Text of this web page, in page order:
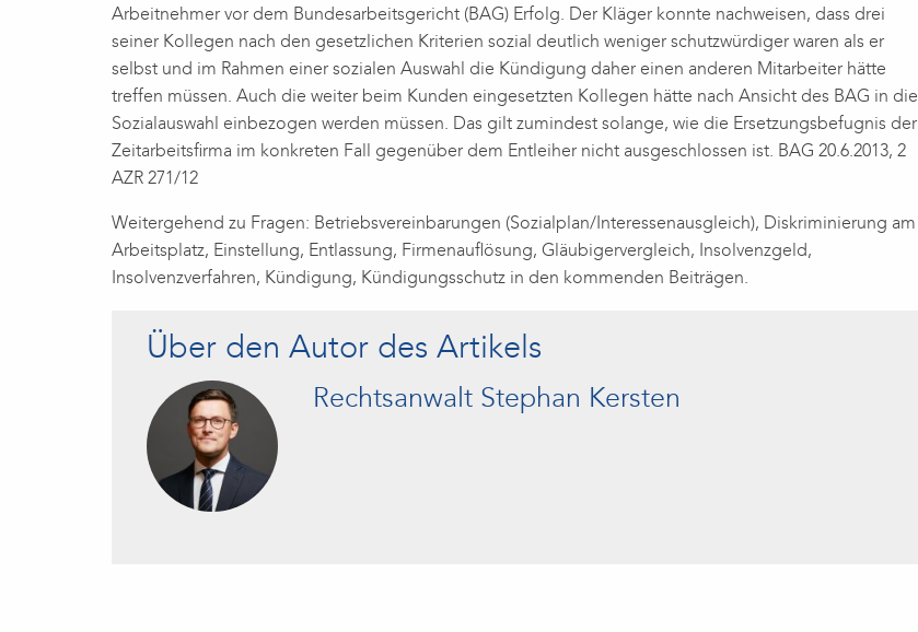
Arbeitnehmer vor dem Bundesarbeitsgericht (BAG) Erfolg. Der Kläger konnte nachweisen, dass drei
seiner Kollegen nach den gesetzlichen Kriterien sozial deutlich weniger schutzwürdiger waren als er
selbst und im Rahmen einer sozialen Auswahl die Kündigung daher einen anderen Mitarbeiter hätte
treffen müssen. Auch die weiter beim Kunden eingesetzten Kollegen hätte nach Ansicht des BAG in die
Sozialauswahl einbezogen werden müssen. Das gilt zumindest solange, wie die Ersetzungsbefugnis der
Zeitarbeitsfirma im konkreten Fall gegenüber dem Entleiher nicht ausgeschlossen ist. BAG 20.6.2013, 2
AZR 271/12
Weitergehend zu Fragen: Betriebsvereinbarungen (Sozialplan/Interessenausgleich), Diskriminierung am
Arbeitsplatz, Einstellung, Entlassung, Firmenauflösung, Gläubigervergleich, Insolvenzgeld,
Insolvenzverfahren, Kündigung, Kündigungsschutz in den kommenden Beiträgen.
Über den Autor des Artikels
Rechtsanwalt Stephan Kersten